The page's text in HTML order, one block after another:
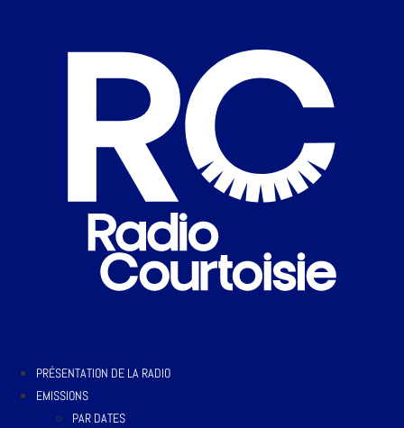
PRÉSENTATION DE LA RADIO
EMISSIONS
PAR DATES